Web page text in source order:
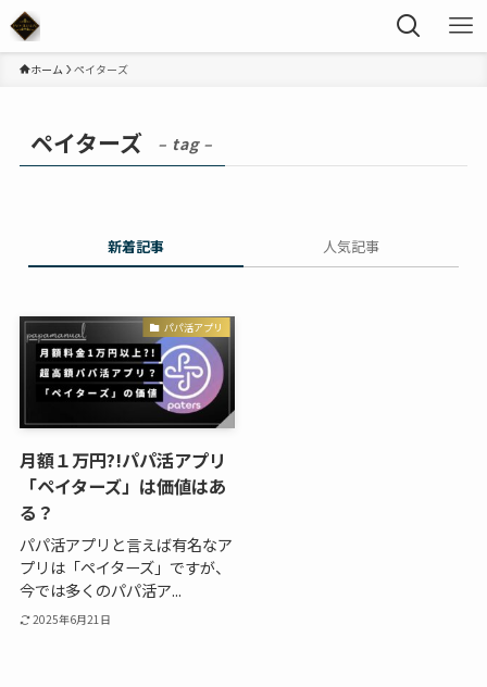
ホーム ペイターズ
ペイターズ – tag –
新着記事 人気記事
パパ活アプリ
月額１万円?!パパ活アプリ
「ペイターズ」は価値はあ
る？
パパ活アプリと言えば有名なア
プリは「ペイターズ」ですが、
今では多くのパパ活ア...
2025年6月21日